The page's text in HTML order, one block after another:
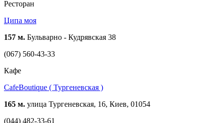
Ресторан
Ципа моя
157 м. Бульварно - Кудрявская 38
(067) 560-43-33
Кафе
CafeBoutique ( Тургеневская )
165 м. улица Тургеневская, 16, Киев, 01054
(044) 482-33-61